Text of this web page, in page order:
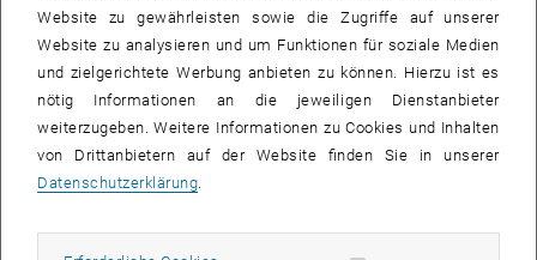
Univ.Prof. Dipl.-Phys. Dr.rer.nat.
Website zu gewährleisten sowie die Zugriffe auf unserer
Website zu analysieren und um Funktionen für soziale Medien
und zielgerichtete Werbung anbieten zu können. Hierzu ist es
nötig Informationen an die jeweiligen Dienstanbieter
weiterzugeben. Weitere Informationen zu Cookies und Inhalten
von Drittanbietern auf der Website finden Sie in unserer
Datenschutzerklärung